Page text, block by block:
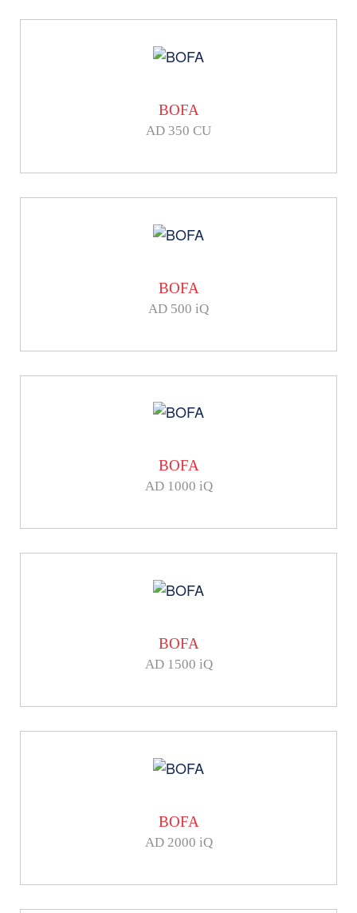
BOFA
AD 350 CU
BOFA
AD 500 iQ
BOFA
AD 1000 iQ
BOFA
AD 1500 iQ
BOFA
AD 2000 iQ